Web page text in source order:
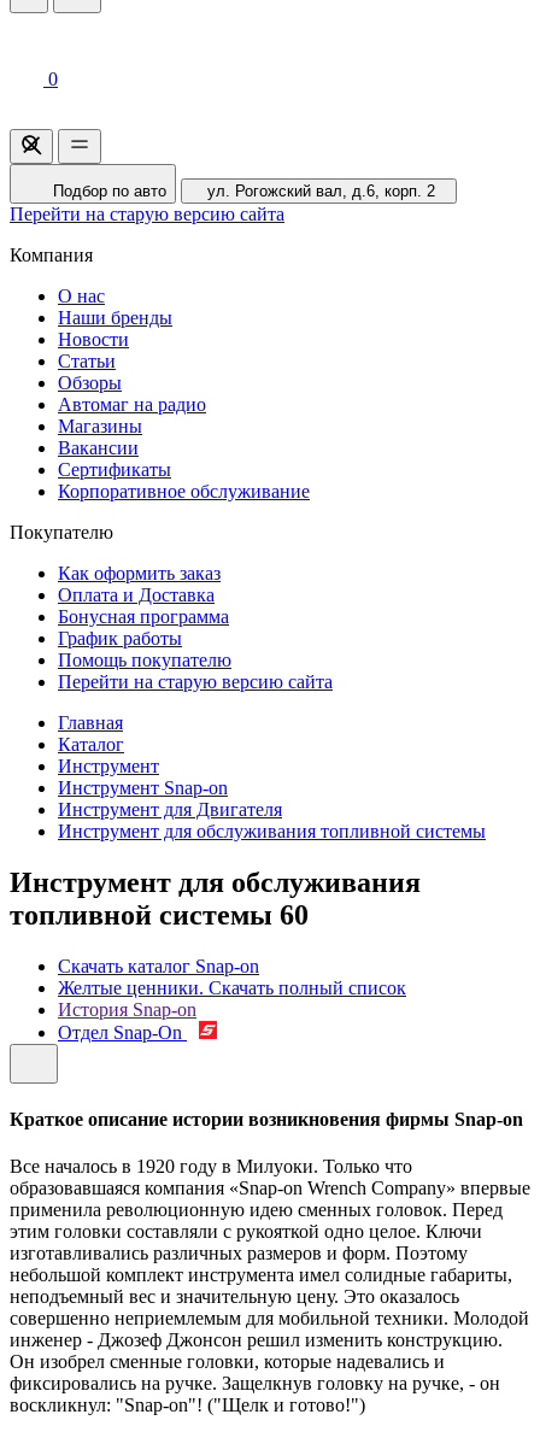
0
Подбор по авто ул. Рогожский вал, д.6, корп. 2
Перейти на старую версию сайта
Компания
О нас
Наши бренды
Новости
Статьи
Обзоры
Автомаг на радио
Магазины
Вакансии
Сертификаты
Корпоративное обслуживание
Покупателю
Как оформить заказ
Оплата и Доставка
Бонусная программа
График работы
Помощь покупателю
Перейти на старую версию сайта
Главная
Каталог
Инструмент
Инструмент Snap-on
Инструмент для Двигателя
Инструмент для обслуживания топливной системы
Инструмент для обслуживания
топливной системы 60
Скачать каталог Snap-on
Желтые ценники. Скачать полный список
История Snap-on
Отдел Snap-On
Краткое описание истории возникновения фирмы Snap-on
Все началось в 1920 году в Милуоки. Только что
образовавшаяся компания «Snap-on Wrench Company» впервые
применила революционную идею сменных головок. Перед
этим головки составляли с рукояткой одно целое. Ключи
изготавливались различных размеров и форм. Поэтому
небольшой комплект инструмента имел солидные габариты,
неподъемный вес и значительную цену. Это оказалось
совершенно неприемлемым для мобильной техники. Молодой
инженер - Джозеф Джонсон решил изменить конструкцию.
Он изобрел сменные головки, которые надевались и
фиксировались на ручке. Защелкнув головку на ручке, - он
воскликнул: "Snap-on"! ("Щелк и готово!")